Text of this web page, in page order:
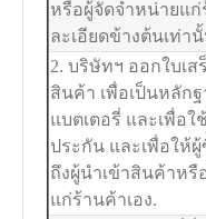
หรือผู้จัดจำหน่ายแ
ละเอียดข้างต้นเท่า
2. บริษัทฯ ออกใบเส
สินค้า เพื่อเป็นหลัก
แบตเตอรี่ และเพื่อ
ประกัน และเพื่อให้
ถึงผู้นำเข้าสินค้าหรื
แก่ร้านค้าเอง.